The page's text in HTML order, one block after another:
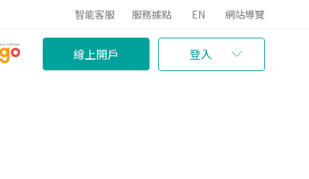
智能客服 服務據點 EN 網站導覽
線上開戶 登入